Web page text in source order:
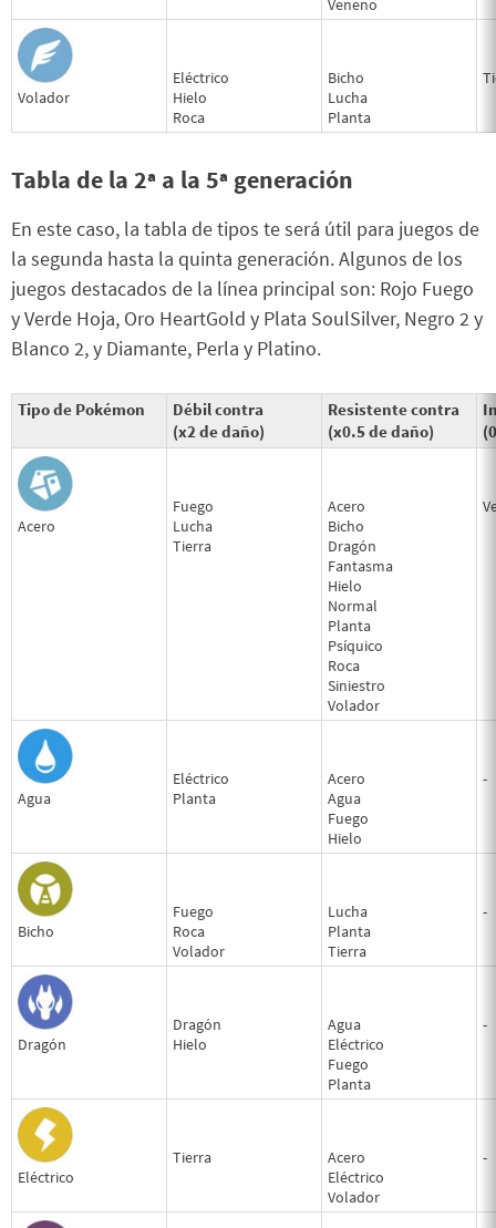
Veneno
Volador
Eléctrico
Hielo
Roca
Bicho
Lucha
Planta
Tabla de la 2ª a la 5ª generación
En este caso, la tabla de tipos te será útil para juegos de
la segunda hasta la quinta generación. Algunos de los
juegos destacados de la línea principal son: Rojo Fuego
y Verde Hoja, Oro HeartGold y Plata SoulSilver, Negro 2 y
Blanco 2, y Diamante, Perla y Platino.
Tipo de Pokémon
Débil contra
(x2 de daño)
Resistente contra
(x0.5 de daño)
Acero
Fuego
Lucha
Tierra
Acero
Bicho
Dragón
Fantasma
Hielo
Normal
Planta
Psíquico
Roca
Siniestro
Volador
Agua
Eléctrico
Planta
Acero
Agua
Fuego
Hielo
-
Bicho
Fuego
Roca
Volador
Lucha
Planta
Tierra
-
Dragón
Dragón
Hielo
Agua
Eléctrico
Fuego
Planta
-
Eléctrico
Tierra
Acero
Eléctrico
Volador
-